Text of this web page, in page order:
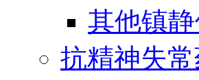
其他镇
抗精神失